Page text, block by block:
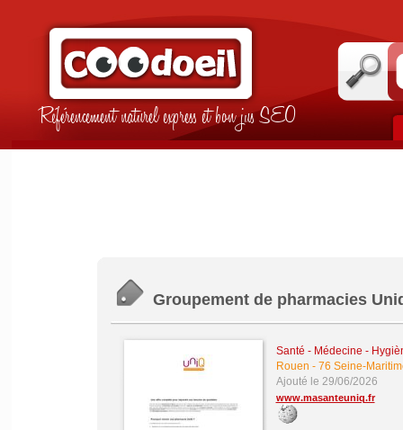
Référencement naturel express et bon jus SEO
Groupement de pharmacies
Santé - Médecine -
Rouen - 76 Seine-
Ajouté le 29/06/2026
www.masanteuniq.fr